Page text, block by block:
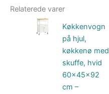
Relaterede varer
Køkkenvogn
på hjul,
køkkenø med
skuffe, hvid
60x45x92
cm –